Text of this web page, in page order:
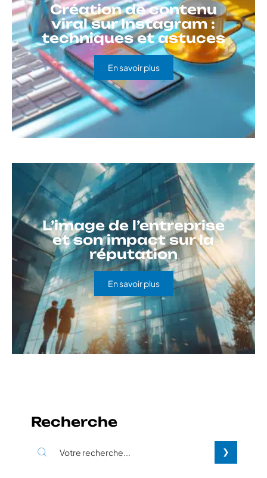
Création de contenu
viral sur Instagram :
techniques et astuces
En savoir plus
L’image de l’entreprise
et son impact sur la
réputation
En savoir plus
Recherche